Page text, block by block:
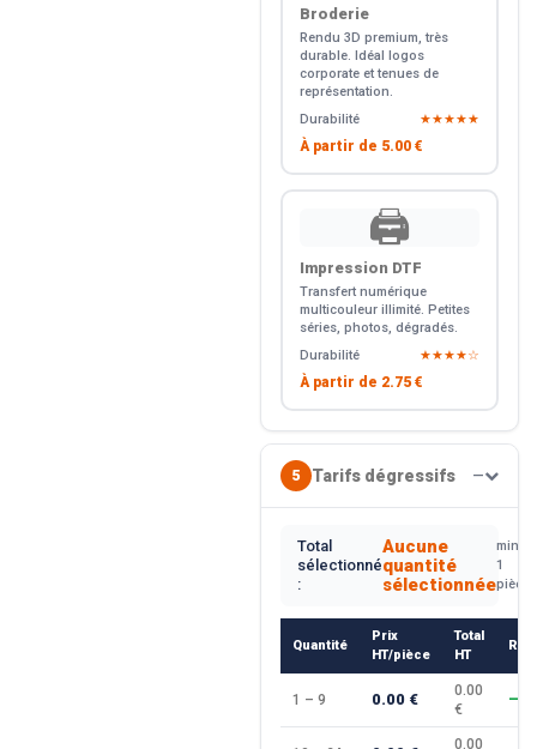
Broderie
Rendu 3D premium, très
durable. Idéal logos
corporate et tenues de
représentation.
Durabilité
★★★★★
À partir de 5.00 €
🖨️
Impression DTF
Transfert numérique
multicouleur illimité. Petites
séries, photos, dégradés.
Durabilité
★★★★☆
À partir de 2.75 €
5 Tarifs dégressifs —
Total
sélectionné
:
Aucune
quantité
sélectionnée
min.
1
pièce
Quantité
Prix
HT/pièce
Total
HT
1 – 9 0.00 €
0.00
€
—
0.00